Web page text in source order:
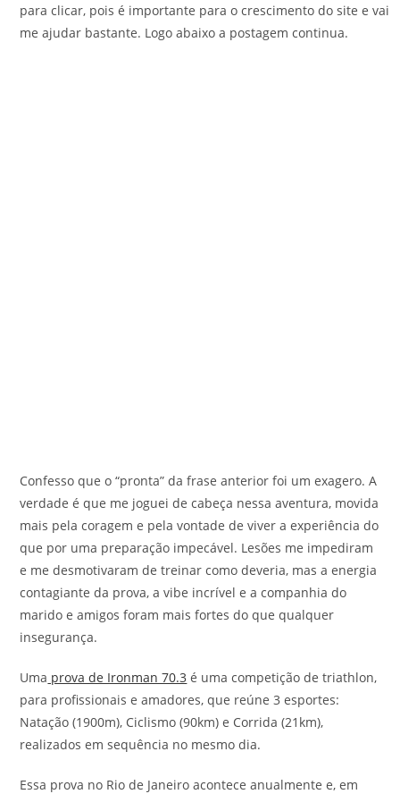
para clicar, pois é importante para o crescimento do site e vai
me ajudar bastante. Logo abaixo a postagem continua.
Confesso que o “pronta” da frase anterior foi um exagero. A
verdade é que me joguei de cabeça nessa aventura, movida
mais pela coragem e pela vontade de viver a experiência do
que por uma preparação impecável. Lesões me impediram
e me desmotivaram de treinar como deveria, mas a energia
contagiante da prova, a vibe incrível e a companhia do
marido e amigos foram mais fortes do que qualquer
insegurança.
Uma prova de Ironman 70.3 é uma competição de triathlon,
para profissionais e amadores, que reúne 3 esportes:
Natação (1900m), Ciclismo (90km) e Corrida (21km),
realizados em sequência no mesmo dia.
Essa prova no Rio de Janeiro acontece anualmente e, em